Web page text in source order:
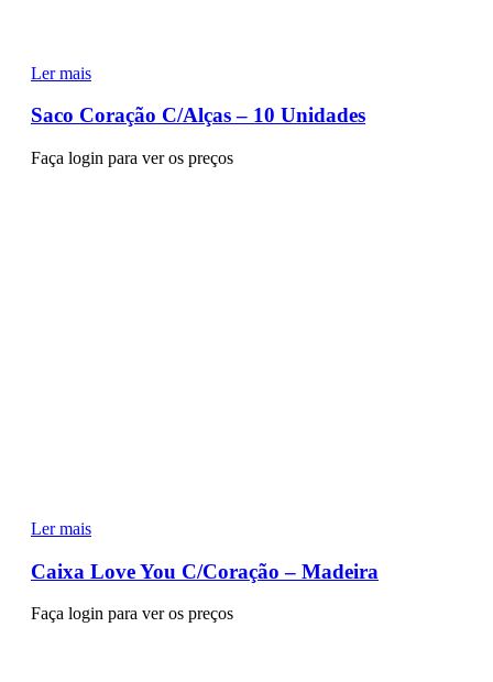
Ler mais
Saco Coração C/Alças – 10 Unidades
Faça login para ver os preços
Ler mais
Caixa Love You C/Coração – Madeira
Faça login para ver os preços